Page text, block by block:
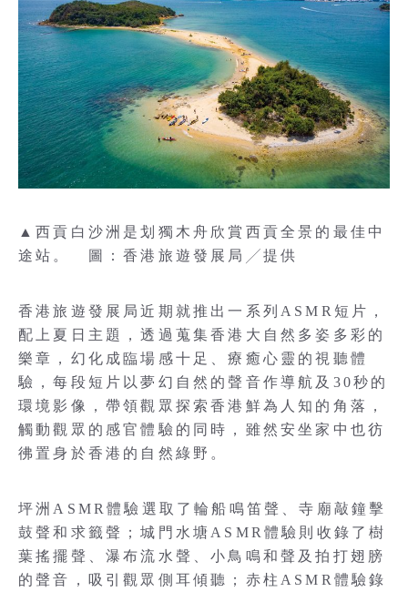
▲西貢白沙洲是划獨木舟欣賞西貢全景的最佳中
途站。 圖：香港旅遊發展局╱提供
香港旅遊發展局近期就推出一系列ASMR短片，
配上夏日主題，透過蒐集香港大自然多姿多彩的
樂章，幻化成臨場感十足、療癒心靈的視聽體
驗，每段短片以夢幻自然的聲音作導航及30秒的
環境影像，帶領觀眾探索香港鮮為人知的角落，
觸動觀眾的感官體驗的同時，雖然安坐家中也彷
彿置身於香港的自然綠野。
坪洲ASMR體驗選取了輪船鳴笛聲、寺廟敲鐘擊
鼓聲和求籤聲；城門水塘ASMR體驗則收錄了樹
葉搖擺聲、瀑布流水聲、小鳥鳴和聲及拍打翅膀
的聲音，吸引觀眾側耳傾聽；赤柱ASMR體驗錄